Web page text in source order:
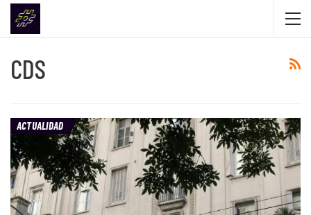
CDS
ACTUALIDAD